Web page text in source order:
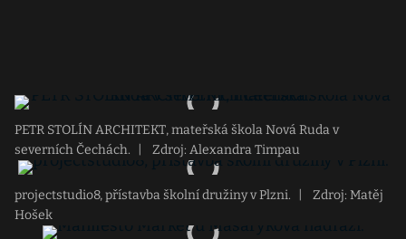
PETR STOLÍN ARCHITEKT, mateřská škola Nová Ruda v
severních Čechách.
Zdroj: Alexandra Timpau
projectstudio8, přístavba školní družiny v Plzni.
Zdroj: Matěj
Hošek